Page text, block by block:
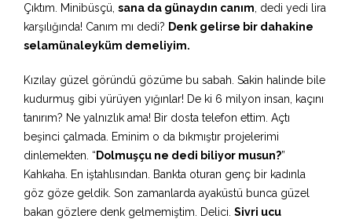
Çıktım. Minibüsçü, sana da günaydın canım , dedi yedi lira
karşılığında! Canım mı dedi? Denk gelirse bir dahakine
selamünaleyküm demeliyim.
Kızılay güzel göründü gözüme bu sabah. Sakin halinde bile
kudurmuş gibi yürüyen yığınlar! De ki 6 milyon insan, kaçını
tanırım? Ne yalnızlık ama! Bir dosta telefon ettim. Açtı
beşinci çalmada. Eminim o da bıkmıştır projelerimi
dinlemekten. “ Dolmuşçu ne dedi biliyor musun?”
Kahkaha. En iştahlısından. Bankta oturan genç bir kadınla
göz göze geldik. Son zamanlarda ayaküstü bunca güzel
bakan gözlere denk gelmemiştim. Delici. Sivri ucu